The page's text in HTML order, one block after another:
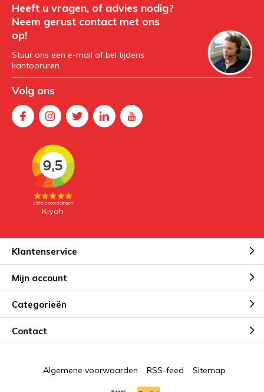
Heeft u vragen, of advies nodig?
Neem gerust contact met ons
op!
Stuur ons een e-mail of bel tijdens
kantooruren.
Volg ons
Klantenservice
Mijn account
Categorieën
Contact
Algemene voorwaarden RSS-feed Sitemap